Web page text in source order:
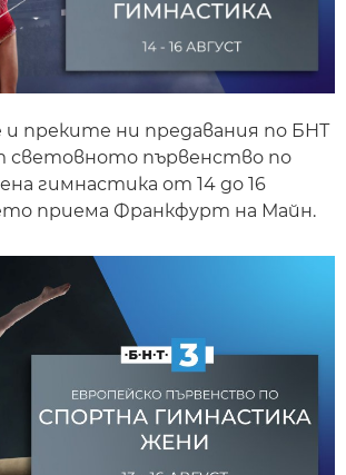
преките ни предавания по БНТ
световното първенство по
гимнастика от 14 до 16
приема Франкфурт на Майн.